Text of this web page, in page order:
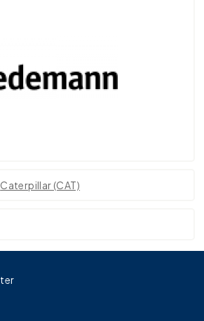
Caterpillar (CAT)